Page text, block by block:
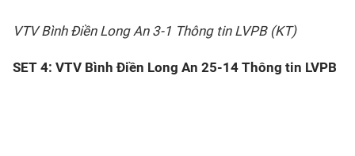
VTV Bình Điền Long An 3-1 Thông tin LVPB (KT)
SET 4: VTV Bình Điền Long An 25-14 Thông tin LVPB